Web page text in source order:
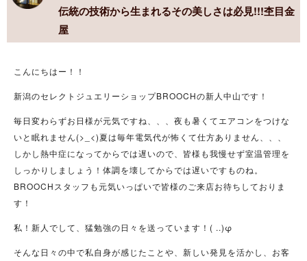
伝統の技術から生まれるその美しさは必見!!!杢目金
屋
こんにちはー！！
新潟のセレクトジュエリーショップBROOCHの新人中山です！
毎日変わらずお日様が元気ですね、、、夜も暑くてエアコンをつけな
いと眠れません(>_<)夏は毎年電気代が怖くて仕方ありません、、、
しかし熱中症になってからでは遅いので、皆様も我慢せず室温管理を
しっかりしましょう！体調を壊してからでは遅いですものね。
BROOCHスタッフも元気いっぱいで皆様のご来店お待ちしておりま
す！
私！新人でして、猛勉強の日々を送っています！( ..)φ
そんな日々の中で私自身が感じたことや、新しい発見を活かし、お客